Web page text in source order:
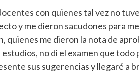
con quienes tal vez no
y me dieron sacudones para
quienes me dieron la nota de
no di el examen que
sus sugerencias y llegaré a